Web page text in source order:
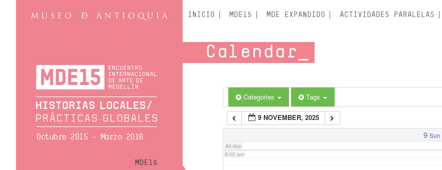
Octubre 2015 - Marzo 2016
MDE15
INICIO MDE15 MDE EXPANDIDO ACTIVIDADES PARALELAS
Calendar
Categories Tags
9 NOVEMBER, 2025
9 Sun
All-day
5:00 am
6:00 am
7:00 am
8:00 am